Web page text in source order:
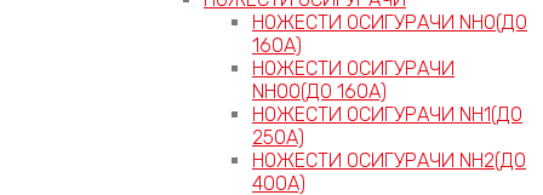
НОЖЕСТИ ОСИГУРАЧИ NH0(ДО
160А)
НОЖЕСТИ ОСИГУРАЧИ
NH00(ДО 160А)
НОЖЕСТИ ОСИГУРАЧИ NH1(ДО
250А)
НОЖЕСТИ ОСИГУРАЧИ NH2(ДО
400А)